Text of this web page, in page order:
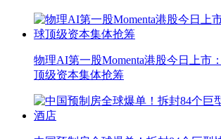
物理AI第一股Momenta港股今日上市
顶级资本集体抢筹